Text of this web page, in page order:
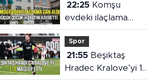
22:25
evdeki ilaçlama
küçük çocuğun
ölümüne neden oldu
Spor
21:55
Hradec Kralove’yi 1-
0 mağlup etti